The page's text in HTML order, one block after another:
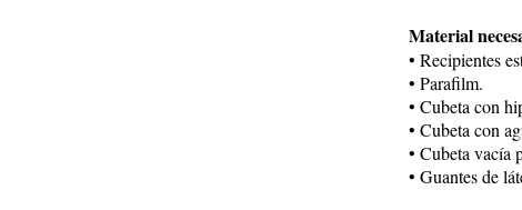
Material
• Recipientes
• Parafilm.
• Cubeta con
• Cubeta con
• Cubeta vacía
• Guantes de